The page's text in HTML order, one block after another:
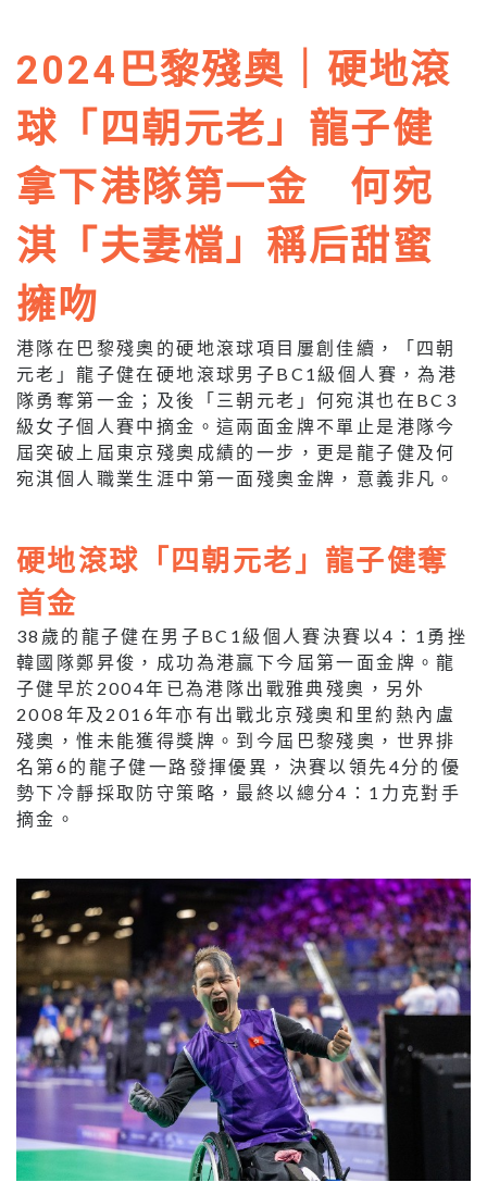
2024巴黎殘奧｜硬地滾
球「四朝元老」龍子健
拿下港隊第一金 何宛
淇「夫妻檔」稱后甜蜜
擁吻
港隊在巴黎殘奧的硬地滾球項目屢創佳續，「四朝
元老」龍子健在硬地滾球男子BC1級個人賽，為港
隊勇奪第一金；及後「三朝元老」何宛淇也在BC3
級女子個人賽中摘金。這兩面金牌不單止是港隊今
屆突破上屆東京殘奧成績的一步，更是龍子健及何
宛淇個人職業生涯中第一面殘奧金牌，意義非凡。
硬地滾球「四朝元老」龍子健奪
首金
38歲的龍子健在男子BC1級個人賽決賽以4：1勇挫
韓國隊鄭昇俊，成功為港贏下今屆第一面金牌。龍
子健早於2004年已為港隊出戰雅典殘奧，另外
2008年及2016年亦有出戰北京殘奧和里約熱內盧
殘奧，惟未能獲得獎牌。到今屆巴黎殘奧，世界排
名第6的龍子健一路發揮優異，決賽以領先4分的優
勢下冷靜採取防守策略，最終以總分4：1力克對手
摘金。